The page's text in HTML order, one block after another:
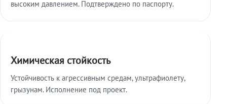
высоким давлением. Подтверждено по паспорту.
Химическая стойкость
Устойчивость к агрессивным средам, ультрафиолету,
грызунам. Исполнение под проект.